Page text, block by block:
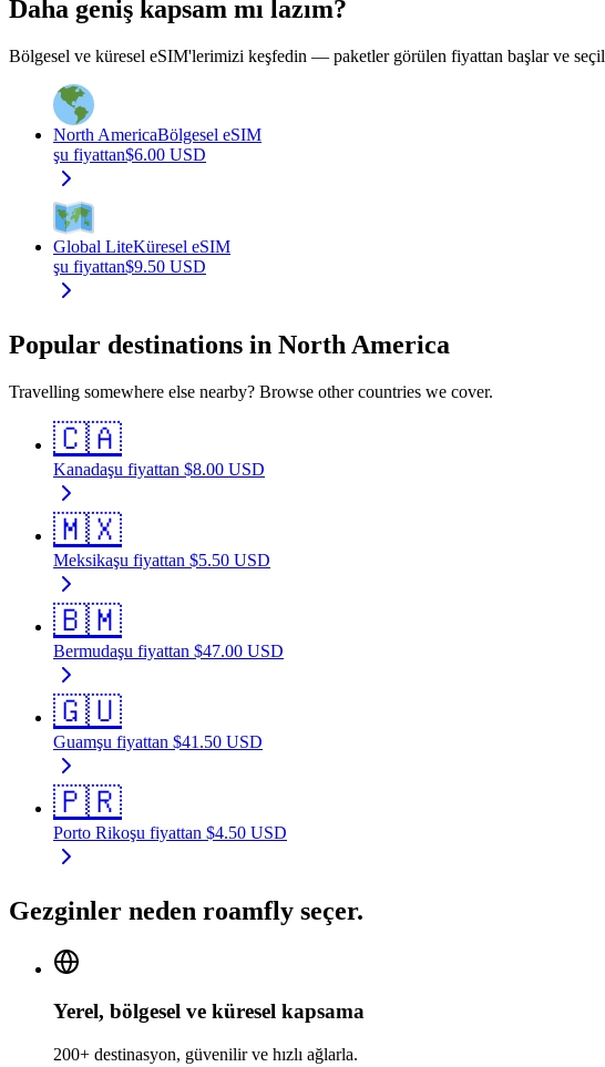
Daha geniş kapsam mı lazım?
Bölgesel ve küresel eSIM'lerimizi keşfedin — paketler görülen fiyattan başlar ve
North AmericaBölgesel eSIM
şu fiyattan$6.00 USD
Global LiteKüresel eSIM
şu fiyattan$9.50 USD
Popular destinations in North America
Travelling somewhere else nearby? Browse other countries we cover.
🇨🇦
Kanadaşu fiyattan $8.00 USD
🇲🇽
Meksikaşu fiyattan $5.50 USD
🇧🇲
Bermudaşu fiyattan $47.00 USD
🇬🇺
Guamşu fiyattan $41.50 USD
🇵🇷
Porto Rikoşu fiyattan $4.50 USD
Gezginler neden roamfly seçer.
Yerel, bölgesel ve küresel kapsama
200+ destinasyon, güvenilir ve hızlı ağlarla.